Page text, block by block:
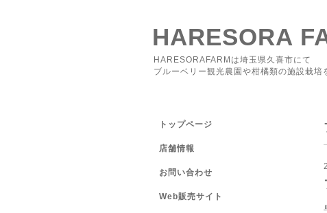
HARESORA
HARESORAFARMは埼玉県久喜市にて
ブルーベリー観光農園や柑橘類の施設栽培
トップページ
店舗情報
お問い合わせ
Web販売サイト